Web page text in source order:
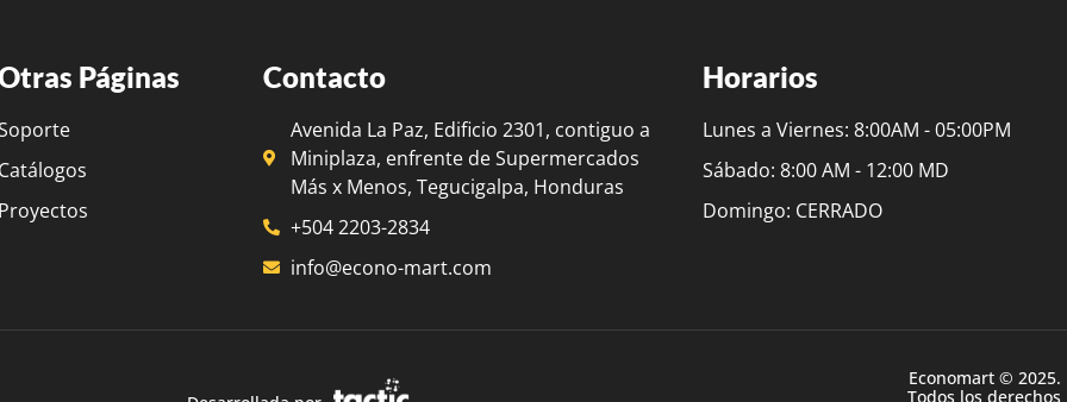
Páginas
Catálogos
Proyectos
Contacto
Avenida La Paz, Edificio 2301, contiguo a
Miniplaza, enfrente de Supermercados
Más x Menos, Tegucigalpa, Honduras
+504 2203-2834
info@econo-mart.com
Horarios
Lunes a Viernes: 8:00AM - 05:00PM
Sábado: 8:00 AM - 12:00 MD
Domingo: CERRADO
Economart © 2025.
Todos los derechos